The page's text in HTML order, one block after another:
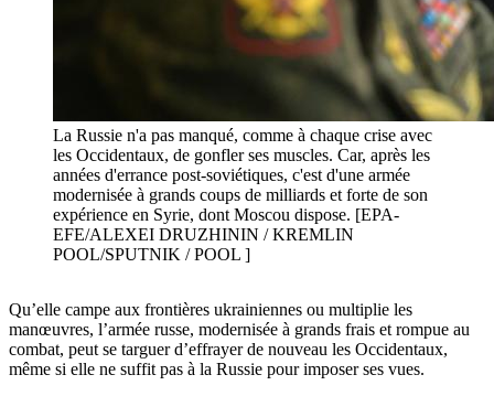
La Russie n'a pas manqué, comme à chaque crise avec
les Occidentaux, de gonfler ses muscles. Car, après les
années d'errance post-soviétiques, c'est d'une armée
modernisée à grands coups de milliards et forte de son
expérience en Syrie, dont Moscou dispose. [EPA-
EFE/ALEXEI DRUZHININ / KREMLIN
POOL/SPUTNIK / POOL ]
Qu’elle campe aux frontières ukrainiennes ou multiplie les
manœuvres, l’armée russe, modernisée à grands frais et rompue au
combat, peut se targuer d’effrayer de nouveau les Occidentaux,
même si elle ne suffit pas à la Russie pour imposer ses vues.